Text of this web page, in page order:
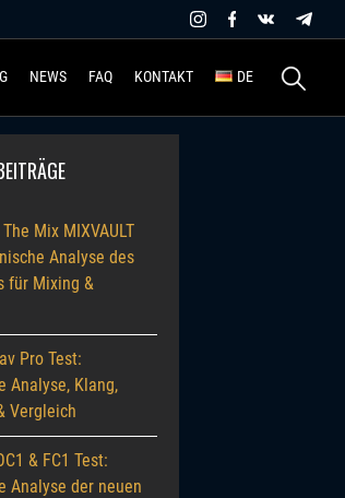
NEWS FAQ KONTAKT DE
Suchen
nach:
Mix MIXVAULT
Analyse des
für Mixing &
Pro Test:
Analyse, Klang,
Vergleich
& FC1 Test:
Analyse der neuen